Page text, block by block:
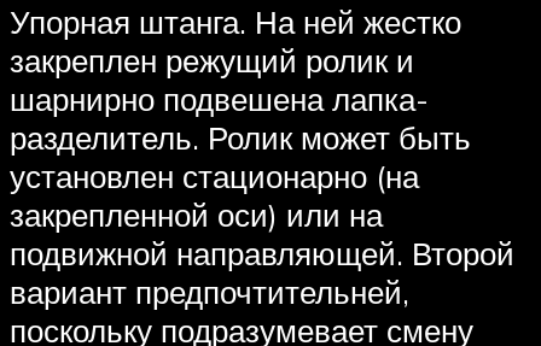
Упорная штанга. На ней жестко
закреплен режущий ролик и
шарнирно подвешена лапка-
разделитель. Ролик может быть
установлен стационарно (на
закрепленной оси) или на
подвижной направляющей. Второй
вариант предпочтительней,
поскольку подразумевает смену